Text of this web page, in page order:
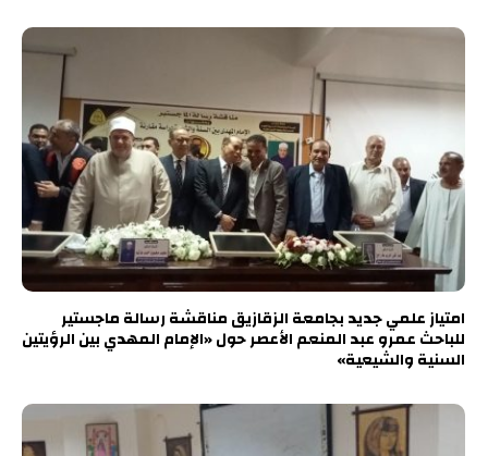
امتياز علمي جديد بجامعة الزقازيق مناقشة رسالة ماجستير
للباحث عمرو عبد المنعم الأعصر حول «الإمام المهدي بين الرؤيتين
السنية والشيعية»